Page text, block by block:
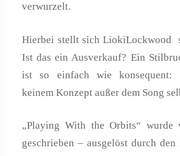
verwurzelt.
Hierbei stellt sich LiokiLockwood
Ist das ein Ausverkauf? Ein
ist so einfach wie konsequent:
keinem Konzept außer dem Song
„Playing With the Orbits“ wurde
geschrieben – ausgelöst durch